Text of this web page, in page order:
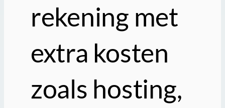
rekening met
extra kosten
zoals hosting,